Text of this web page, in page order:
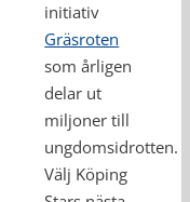
initiativ
Gräsroten
som årligen
delar ut
miljoner till
ungdomsidrotten.
Välj Köping